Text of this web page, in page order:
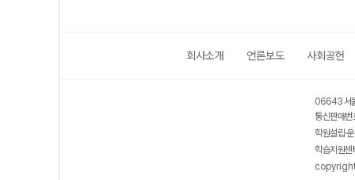
회사소개 언론보도 사회공헌
06643 서
통신판매
학원설립·
학습지원